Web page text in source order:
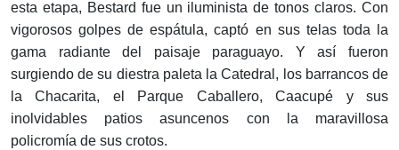
esta etapa, Bestard fue un iluminista de tonos claros. Con
vigorosos golpes de espátula, captó en sus telas toda la
gama radiante del paisaje paraguayo. Y así fueron
surgiendo de su diestra paleta la Catedral, los barrancos de
la Chacarita, el Parque Caballero, Caacupé y sus
inolvidables patios asuncenos con la maravillosa
policromía de sus crotos.